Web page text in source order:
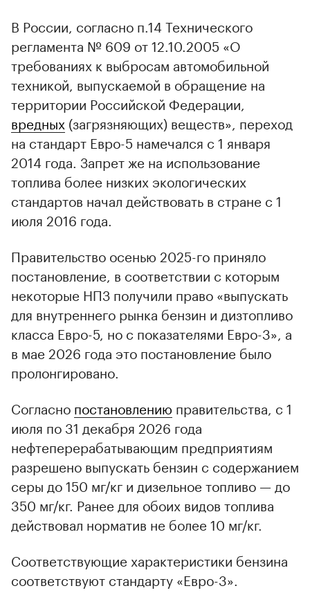
В России, согласно п.14 Технического
регламента № 609 от 12.10.2005 «О
требованиях к выбросам автомобильной
техникой, выпускаемой в обращение на
территории Российской Федерации,
вредных (загрязняющих) веществ», переход
на стандарт Евро-5 намечался с 1 января
2014 года. Запрет же на использование
топлива более низких экологических
стандартов начал действовать в стране с 1
июля 2016 года.
Правительство осенью 2025-го приняло
постановление, в соответствии с которым
некоторые НПЗ получили право «выпускать
для внутреннего рынка бензин и дизтопливо
класса Евро-5, но с показателями Евро-3», а
в мае 2026 года это постановление было
пролонгировано.
Согласно постановлению правительства, с 1
июля по 31 декабря 2026 года
нефтеперерабатывающим предприятиям
разрешено выпускать бензин с содержанием
серы до 150 мг/кг и дизельное топливо — до
350 мг/кг. Ранее для обоих видов топлива
действовал норматив не более 10 мг/кг.
Соответствующие характеристики бензина
соответствуют стандарту «Евро-3».